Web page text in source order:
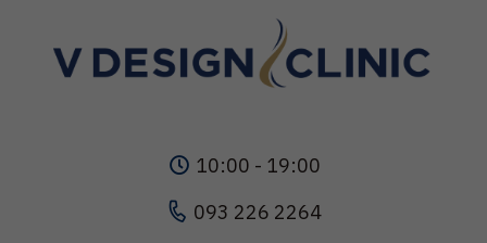
10:00 - 19:00
093 226 2264